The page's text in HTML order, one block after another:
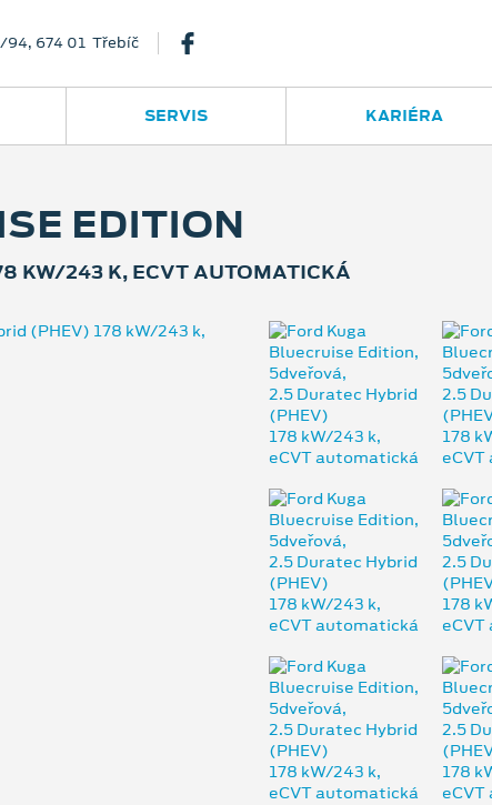
94, 674 01 Třebíč
SERVIS KARIÉRA
EDITION
KW/243 K, ECVT AUTOMATICKÁ